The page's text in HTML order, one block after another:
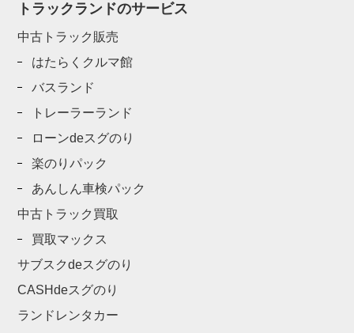
トラックランドのサービス
中古トラック販売
はたらくクルマ館
バスランド
トレーラーランド
ローンdeスグのり
楽のりパック
あんしん車検パック
中古トラック買取
買取マックス
サブスクdeスグのり
CASHdeスグのり
ランドレンタカー